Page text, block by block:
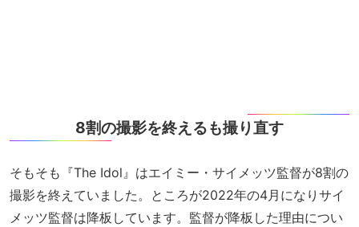
8割の撮影を終えるも撮り直す
そもそも『The Idol』はエイミー・サイメッツ監督が8割の
撮影を終えていました。ところが2022年の4月になりサイ
メッツ監督は降板しています。監督が降板した理由につい